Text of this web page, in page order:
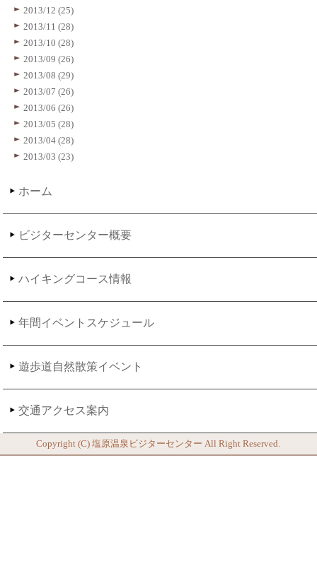
2013/12 (25)
2013/11 (28)
2013/10 (28)
2013/09 (26)
2013/08 (29)
2013/07 (26)
2013/06 (26)
2013/05 (28)
2013/04 (28)
2013/03 (23)
ホーム
ビジターセンター概要
ハイキングコース情報
年間イベントスケジュール
遊歩道自然散策イベント
交通アクセス案内
Copyright (C)塩原温泉ビジターセンター All Right Reserved.